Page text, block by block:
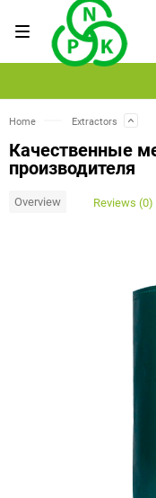
Home Extractors
Качественные
производителя
Overview Reviews (0)